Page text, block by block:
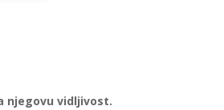
njegovu vidljivost.